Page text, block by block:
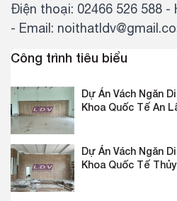
Điện thoại: 02466 526 588 -
- Email:
Công trình tiêu biểu
Dự Án Vách Ngăn
Khoa Quốc Tế An
Dự Án Vách Ngăn
Khoa Quốc Tế